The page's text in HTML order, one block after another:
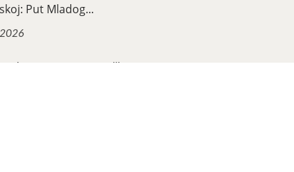
Put Mladog...
Jedan Sjevernoamerički